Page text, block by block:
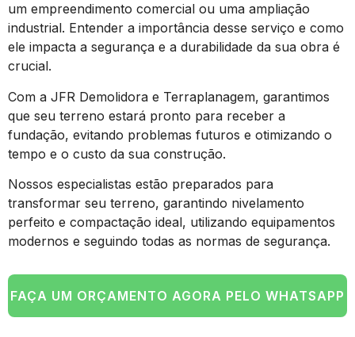
um empreendimento comercial ou uma ampliação
industrial. Entender a importância desse serviço e como
ele impacta a segurança e a durabilidade da sua obra é
crucial.
Com a JFR Demolidora e Terraplanagem, garantimos
que seu terreno estará pronto para receber a
fundação, evitando problemas futuros e otimizando o
tempo e o custo da sua construção.
Nossos especialistas estão preparados para
transformar seu terreno, garantindo nivelamento
perfeito e compactação ideal, utilizando equipamentos
modernos e seguindo todas as normas de segurança.
FAÇA UM ORÇAMENTO AGORA PELO WHATSAPP